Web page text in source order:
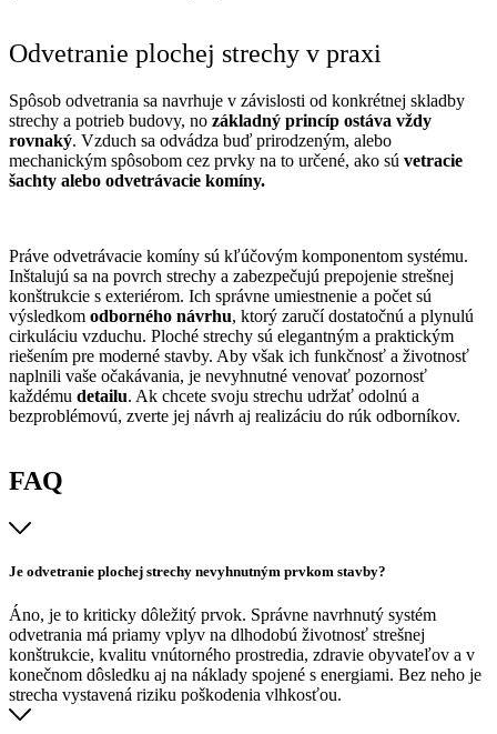
Odvetranie plochej strechy v praxi
Spôsob odvetrania sa navrhuje v závislosti od konkrétnej skladby
strechy a potrieb budovy, no základný princíp ostáva vždy
rovnaký. Vzduch sa odvádza buď prirodzeným, alebo
mechanickým spôsobom cez prvky na to určené, ako sú vetracie
šachty alebo odvetrávacie komíny.
Práve odvetrávacie komíny sú kľúčovým komponentom systému.
Inštalujú sa na povrch strechy a zabezpečujú prepojenie strešnej
konštrukcie s exteriérom. Ich správne umiestnenie a počet sú
výsledkom odborného návrhu, ktorý zaručí dostatočnú a plynulú
cirkuláciu vzduchu. Ploché strechy sú elegantným a praktickým
riešením pre moderné stavby. Aby však ich funkčnosť a životnosť
naplnili vaše očakávania, je nevyhnutné venovať pozornosť
každému detailu. Ak chcete svoju strechu udržať odolnú a
bezproblémovú, zverte jej návrh aj realizáciu do rúk odborníkov.
FAQ
Je odvetranie plochej strechy nevyhnutným prvkom stavby?
Áno, je to kriticky dôležitý prvok. Správne navrhnutý systém
odvetrania má priamy vplyv na dlhodobú životnosť strešnej
konštrukcie, kvalitu vnútorného prostredia, zdravie obyvateľov a v
konečnom dôsledku aj na náklady spojené s energiami. Bez neho je
strecha vystavená riziku poškodenia vlhkosťou.